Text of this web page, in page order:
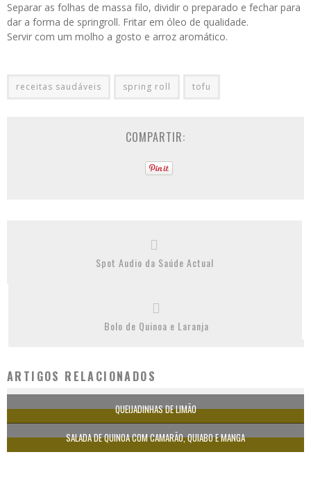
Separar as folhas de massa filo, dividir o preparado e fechar para
dar a forma de springroll. Fritar em óleo de qualidade.
Servir com um molho a gosto e arroz aromático.
receitas saudáveis spring roll tofu
COMPARTIR:
Spot Audio da Saúde Actual
Bolo de Quinoa e Laranja
ARTIGOS RELACIONADOS
QUEIJADINHAS DE LIMÃO
SALADA DE QUINOA COM CAMARÃO, QUIABO E MANGA